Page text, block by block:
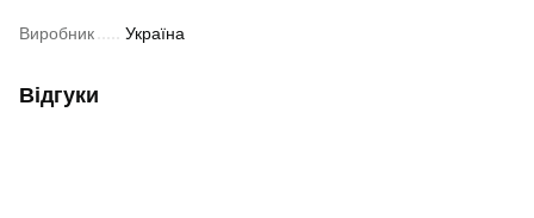
Виробник Україна
Відгуки